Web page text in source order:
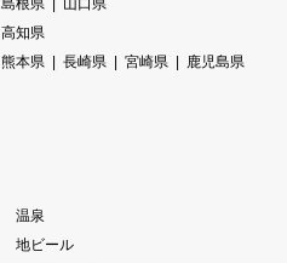
高知県
熊本県 長崎県 宮崎県
鹿児島県
温泉
地ビール